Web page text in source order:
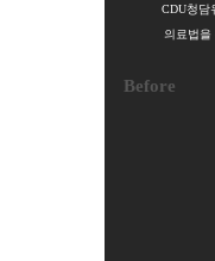
CDU청담
의료법을
Before